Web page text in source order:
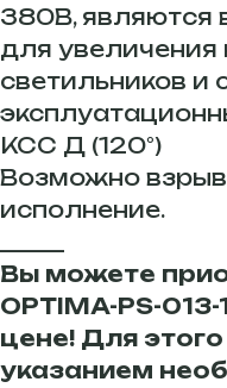
380В,
для
светильников и
КСС Д (120°)
Возможно
исполнение.
Вы можете
OPTIMA-РS-
цене! Для
указанием